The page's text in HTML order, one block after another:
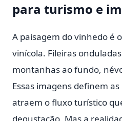
para turismo e
A paisagem do vinhedo é
vinícola. Fileiras
montanhas ao fundo,
Essas imagens definem
atraem o fluxo turístico